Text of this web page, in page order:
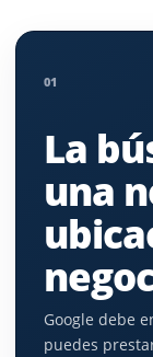
01
La
una
Google debe
puedes